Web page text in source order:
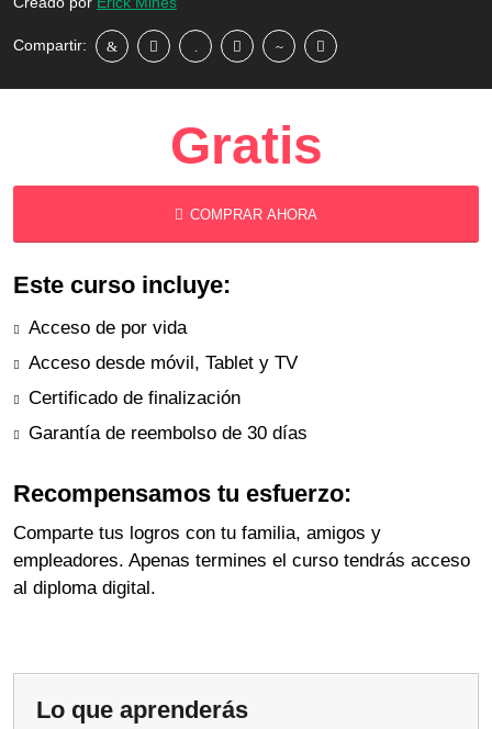
Compartir:
Gratis
COMPRAR AHORA
Este curso incluye:
Acceso de por vida
Acceso desde móvil, Tablet y TV
Certificado de finalización
Garantía de reembolso de 30 días
Recompensamos tu esfuerzo:
Comparte tus logros con tu familia, amigos y
empleadores. Apenas termines el curso tendrás acceso
al diploma digital.
Lo que aprenderás